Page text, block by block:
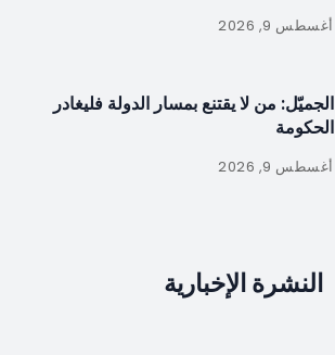
أغسطس 9, 2026
الجميّل: من لا يقتنع بمسار الدولة فليغادر
الحكومة
أغسطس 9, 2026
النشرة الإخبارية